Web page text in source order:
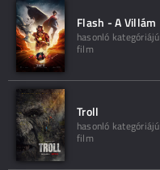
Flash - A Villám
hasonló kategóriájú
film
Troll
hasonló kategóriájú
film